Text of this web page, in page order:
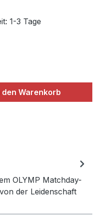
1-3 Tage
den
den Warenkorb
OLYMP Matchday-
der Leidenschaft